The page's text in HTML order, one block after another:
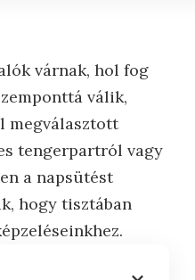
várnak, hol fog
válik,
megválasztott
tengerpartról vagy
a napsütést
hogy tisztában